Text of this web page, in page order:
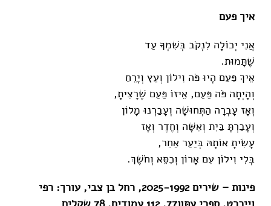
איך פעם
אֲנִי יְכוֹלָה לִנְקֹב בְּשִׁמְךָ עַד
שֶׁתָּמוּת.
אֵיךְ פַּעַם הָיוּ פֹּה וִילוֹן וְעֵץ וְיָרֵחַ
וְהָיְתָה פֹּה פַּעַם, אֵיזוֹ פַּעַם שֶׁרָצִיתָ,
וְאָז עָבְרָה הַתְּחוּשָׁה וְעָבַרְנוּ מָלוֹן
וְעָבַרְתָּ בַּיִת וְאִשָּׁה וְחֶדֶר וְאָז
עָשִׂיתָ אוֹתָהּ בְּיַעַר אַחֵר,
בְּלִי וִילוֹן עִם אָרוֹן וְכִסֵּא וְחֹשֶׁךְ.
פינות – שירים 2025-1992, רחל בן צבי, עורך: רפי